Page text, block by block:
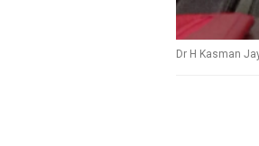
Dr H Kasman